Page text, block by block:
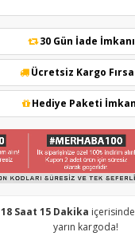
30 Gün İade İmkanı
Ücretsiz Kargo
Hediye Paketi
18 Saat 15 Dakika
yarın kargoda!